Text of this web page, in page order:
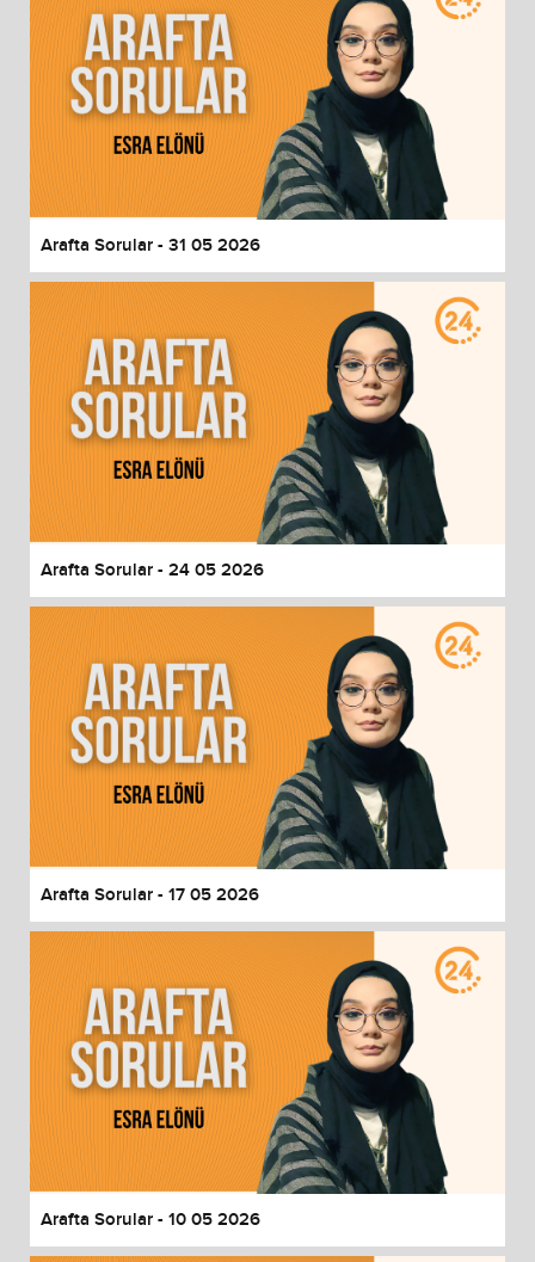
Arafta Sorular - 31 05 2026
Arafta Sorular - 24 05 2026
Arafta Sorular - 17 05 2026
Arafta Sorular - 10 05 2026